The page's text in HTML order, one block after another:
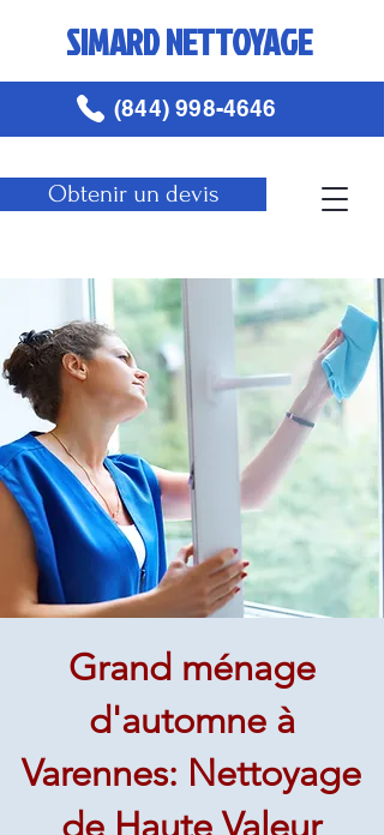
SIMARD NETTOYAGE
Obtenir un devis
(844) 998-4646
Grand ménage
d'automne à
Varennes: Nettoyage
de Haute Valeur